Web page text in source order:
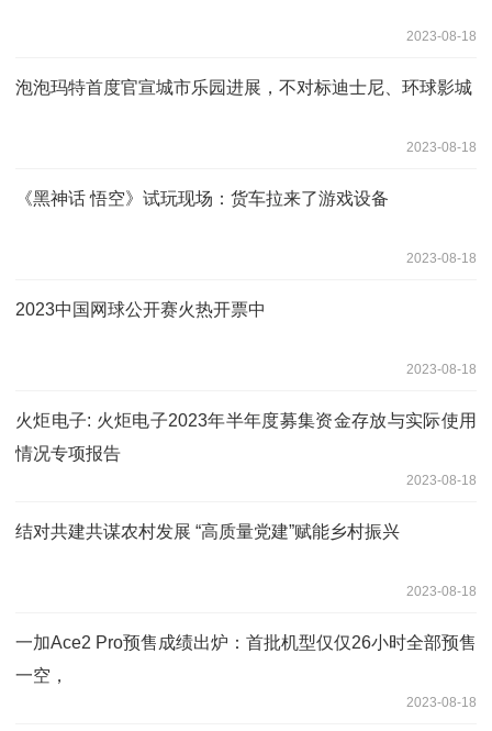
2023-08-18
泡泡玛特首度官宣城市乐园进展，不对标迪士尼、环球影城
2023-08-18
《黑神话 悟空》试玩现场：货车拉来了游戏设备
2023-08-18
2023中国网球公开赛火热开票中
2023-08-18
火炬电子: 火炬电子2023年半年度募集资金存放与实际使用
情况专项报告
2023-08-18
结对共建共谋农村发展 “高质量党建”赋能乡村振兴
2023-08-18
一加Ace2 Pro预售成绩出炉：首批机型仅仅26小时全部预售
一空，
2023-08-18